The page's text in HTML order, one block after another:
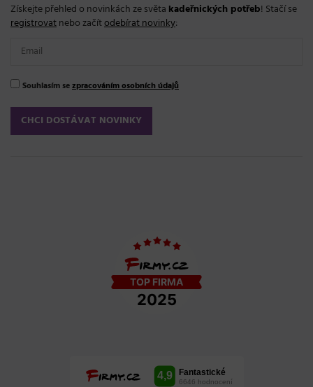
Získejte přehled o novinkách ze světa kadeřnických potřeb! Stačí se
registrovatnebo začítodebírat novinky:
Souhlasím sezpracováním osobních údajů